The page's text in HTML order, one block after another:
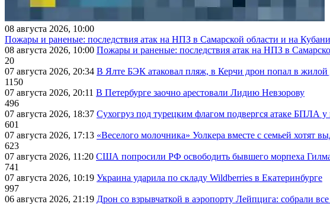
08 августа 2026, 10:00
Пожары и раненые: последствия атак на НПЗ в Самарской области и на Кубани
08 августа 2026, 10:00 Пожары и раненые: последствия атак на НПЗ в
20
07 августа 2026, 20:34 В Ялте БЭК атаковал пляж, в Керчи дрон попал в жилой
1150
07 августа 2026, 20:11 В Петербурге заочно арестовали Лидию Невзорову
496
07 августа 2026, 18:37 Сухогруз под турецким флагом подвергся атаке БПЛА
601
07 августа 2026, 17:13 «Веселого молочника» Уолкера вместе с семьей хотят
623
07 августа 2026, 11:20 США попросили РФ освободить бывшего морпеха
741
07 августа 2026, 10:19 Украина ударила по складу Wildberries в Екатеринбурге
997
06 августа 2026, 21:19 Дрон со взрывчаткой в аэропорту Лейпцига: собрали